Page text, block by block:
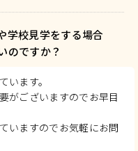
学校見学をする場合
のですか？
います。
がございますのでお早目
いますのでお気軽にお問